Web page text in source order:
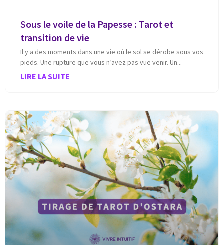
Sous le voile de la Papesse : Tarot et
transition de vie
Il y a des moments dans une vie où le sol se dérobe sous vos
pieds. Une rupture que vous n’avez pas vue venir. Un
LIRE LA SUITE